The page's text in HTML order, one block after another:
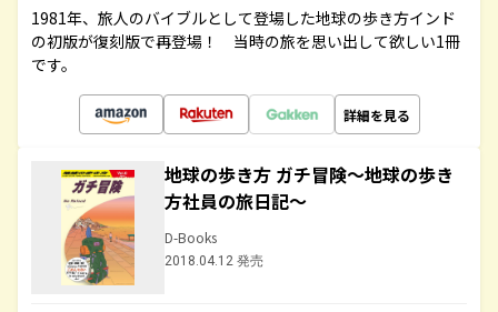
1981年、旅人のバイブルとして登場した地球の歩き方インド
の初版が復刻版で再登場！ 当時の旅を思い出して欲しい1冊
です。
詳細を見る
地球の歩き方 ガチ冒険～地球の歩き
方社員の旅日記～
D-Books
2018.04.12 発売